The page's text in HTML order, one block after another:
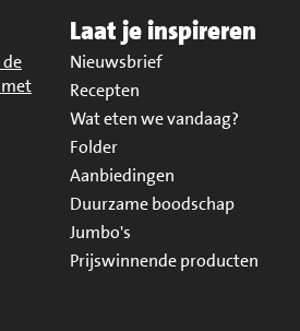
Laat je inspireren
Nieuwsbrief
Recepten
Wat eten we vandaag?
Folder
Aanbiedingen
Duurzame boodschap
Jumbo's
Prijswinnende producten